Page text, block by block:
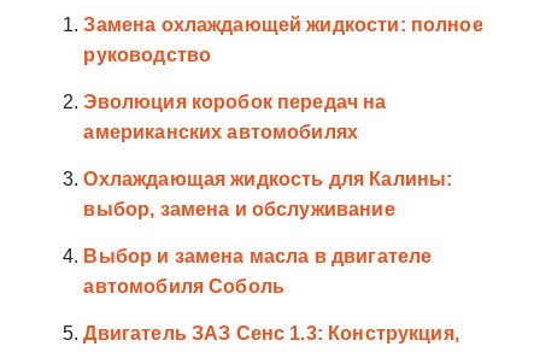
Замена охлаждающей жидкости: полное
руководство
Эволюция коробок передач на
американских автомобилях
Охлаждающая жидкость для Калины:
выбор, замена и обслуживание
Выбор и замена масла в двигателе
автомобиля Соболь
Двигатель ЗАЗ Сенс 1.3: Конструкция,